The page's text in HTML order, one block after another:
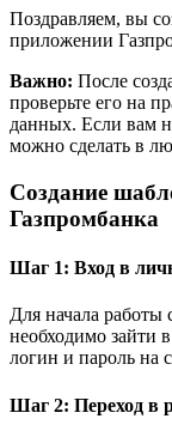
Поздравляем, вы
приложении
Важно: После
проверьте его на
данных. Если вам
можно сделать в
Создание
Газпромбанка
Шаг 1: Вход в
Для начала работы
необходимо зайти
логин и пароль на
Шаг 2: Переход в